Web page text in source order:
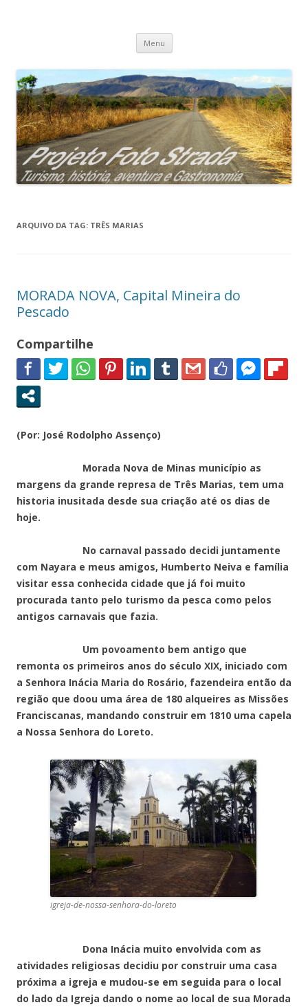
Projeto Foto Strada
Menu Pular
o
conteúdo
ARQUIVO DA TAG: TRÊS MARIAS
MORADA NOVA, Capital Mineira do
Pescado
Compartilhe
(Por: José Rodolpho Assenço)
Morada Nova de Minas município as
margens da grande represa de Três Marias, tem uma
historia inusitada desde sua criação até os dias de
hoje.
No carnaval passado decidi juntamente
com Nayara e meus amigos, Humberto Neiva e família
visitar essa conhecida cidade que já foi muito
procurada tanto pelo turismo da pesca como pelos
antigos carnavais que fazia.
Um povoamento bem antigo que
remonta os primeiros anos do século XIX, iniciado com
a Senhora Inácia Maria do Rosário, fazendeira então da
região que doou uma área de 180 alqueires as Missões
Franciscanas, mandando construir em 1810 uma capela
a Nossa Senhora do Loreto.
igreja-de-nossa-senhora-do-loreto
Dona Inácia muito envolvida com as
atividades religiosas decidiu por construir uma casa
próxima a igreja e mudou-se em seguida para o local
do lado da Igreja dando o nome ao local de sua Morada